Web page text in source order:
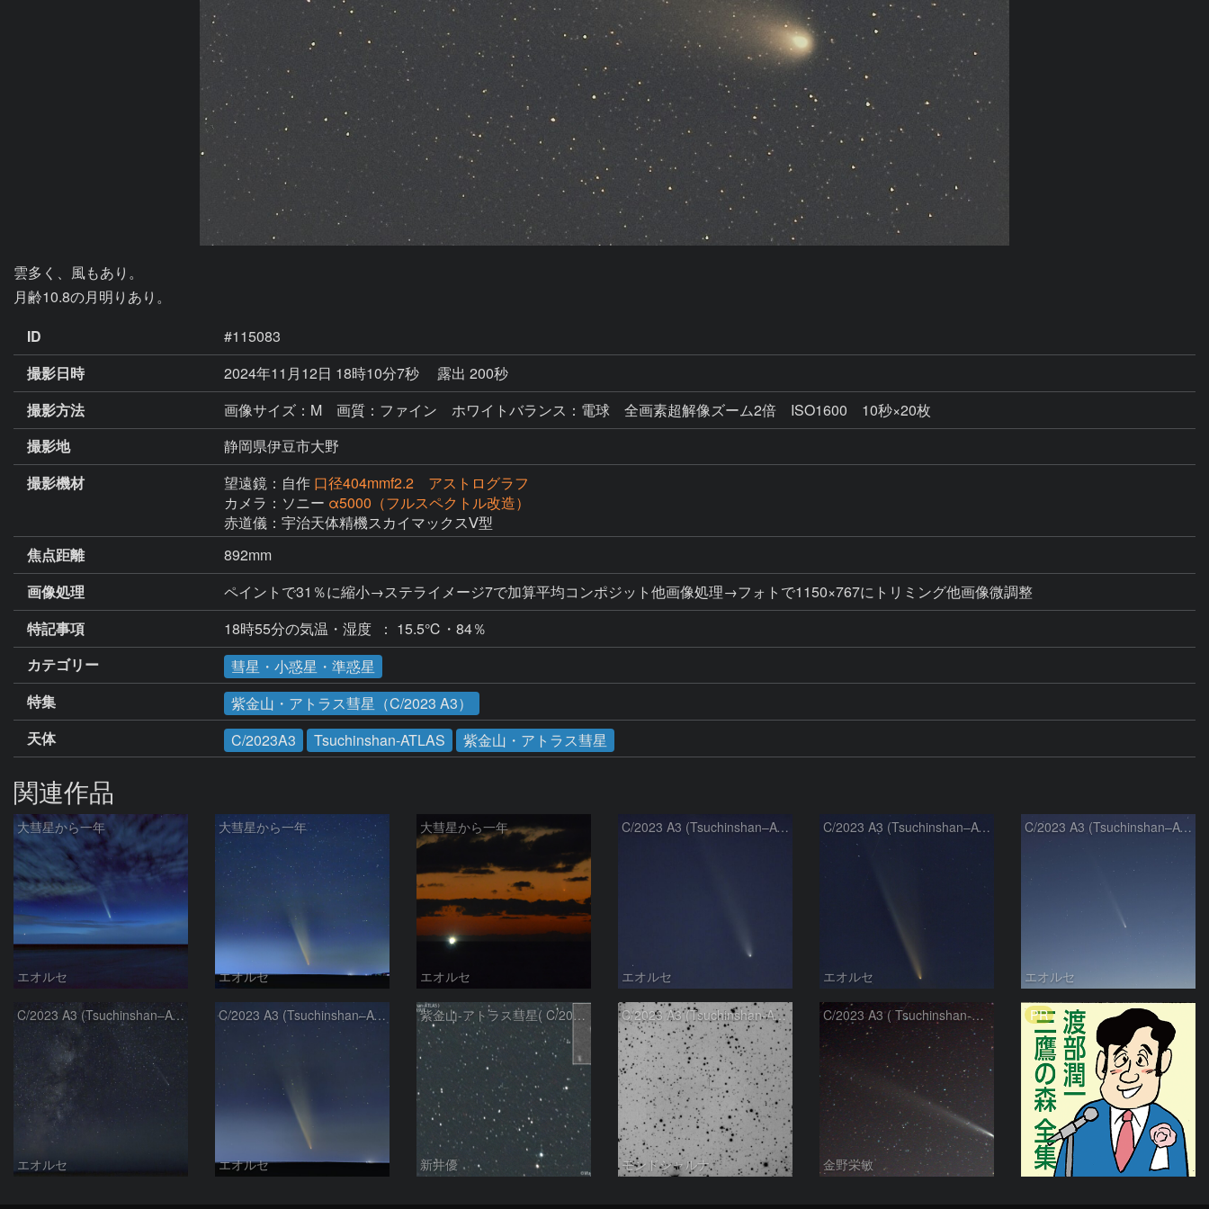
雲多く、風もあり。
月齢10.8の月明りあり。
ID
#115083
撮影日時
2024年11月12日 18時10分7秒
露出 200秒
撮影方法
画像サイズ：M 画質：ファイン ホワイトバランス：電球 全画素超解像ズーム2倍 ISO1600 10秒×20枚
撮影地
静岡県伊豆市大野
撮影機材
望遠鏡：自作 口径404mmf2.2 アストログラフ
カメラ：ソニー α5000（フルスペクトル改造）
赤道儀：宇治天体精機スカイマックスⅤ型
焦点距離
892mm
画像処理
ペイントで31％に縮小→ステライメージ7で加算平均コンポジット他画像処理→フォトで1150×767にトリミング他画像微調整
特記事項
18時55分の気温・湿度  ： 15.5℃・84％
カテゴリー
彗星・小惑星・準惑星
特集
紫金山・アトラス彗星（C/2023 A3）
天体
C/2023A3 Tsuchinshan-ATLAS 紫金山・アトラス彗星
関連作品
大彗星から一年
エオルセ
大彗星から一年
エオルセ
大彗星から一年
エオルセ
C/2023 A3 (Tsuchinshan–ATLAS)
エオルセ
C/2023 A3 (Tsuchinshan–ATLAS)
エオルセ
C/2023 A3 (Tsuchinshan–ATLAS)
エオルセ
C/2023 A3 (Tsuchinshan–ATLAS)と天の川
エオルセ
C/2023 A3 (Tsuchinshan–ATLAS)
エオルセ
紫金山-アトラス彗星( C/2023A3 )：2025/09/16
新井優
C/2023 A3 (Tsuchinshan-ATLAS)
モンドシャルナ
C/2023 A3 ( Tsuchinshan-ATLAS )
金野栄敏
PR